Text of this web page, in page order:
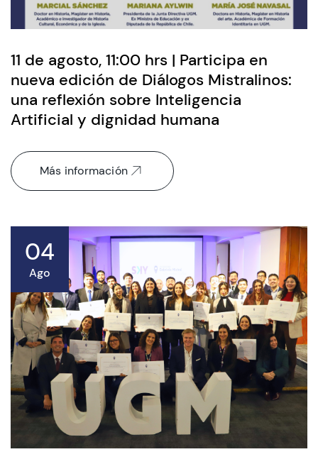
11 de agosto, 11:00 hrs | Participa en
nueva edición de Diálogos Mistralinos:
una reflexión sobre Inteligencia
Artificial y dignidad humana
Más información
04
Ago